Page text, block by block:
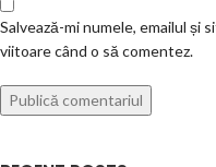
Salvează-mi numele, emailul și
viitoare când o să comentez.